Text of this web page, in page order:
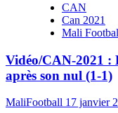
CAN
Can 2021
Mali
Vidéo/CAN-2021 :
après son nul (1-1)
MaliFootball 17 janvier